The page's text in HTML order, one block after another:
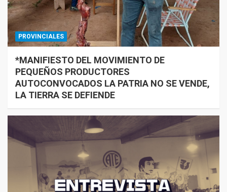
PROVINCIALES
*MANIFIESTO DEL MOVIMIENTO DE
PEQUEÑOS PRODUCTORES
AUTOCONVOCADOS LA PATRIA NO SE VENDE,
LA TIERRA SE DEFIENDE